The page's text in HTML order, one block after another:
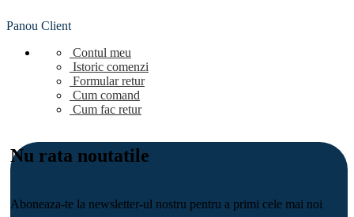
Panou Client
Contul meu
Istoric comenzi
Formular retur
Cum comand
Cum fac retur
Nu rata noutatile
Aboneaza-te la newsletter-ul nostru pentru a primi cele mai noi